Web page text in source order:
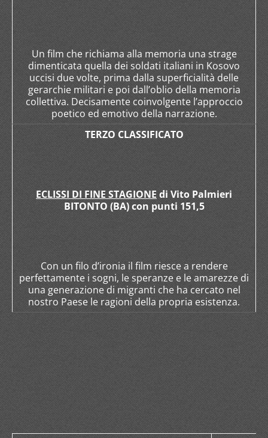
Un film che richiama alla memoria una strage
dimenticata quella dei soldati italiani in Kosovo
uccisi due volte, prima dalla superficialità delle
gerarchie militari e poi dall’oblio della memoria
collettiva. Decisamente coinvolgente l’approccio
poetico ed emotivo della narrazione.
TERZO CLASSIFICATO
ECLISSI DI FINE STAGIONE di Vito Palmieri
BITONTO (BA) con punti 151,5
Con un filo d’ironia il film riesce a rendere
perfettamente i sogni, le speranze e le amarezze di
una generazione di migranti che ha cercato nel
nostro Paese le ragioni della propria esistenza.